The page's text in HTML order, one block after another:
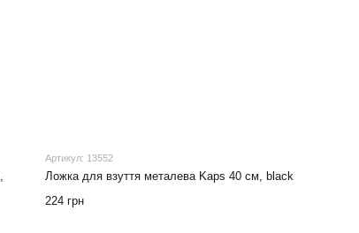
Артикул: 13552
Ложка для взуття металева Kaps 40 см, black
224 грн